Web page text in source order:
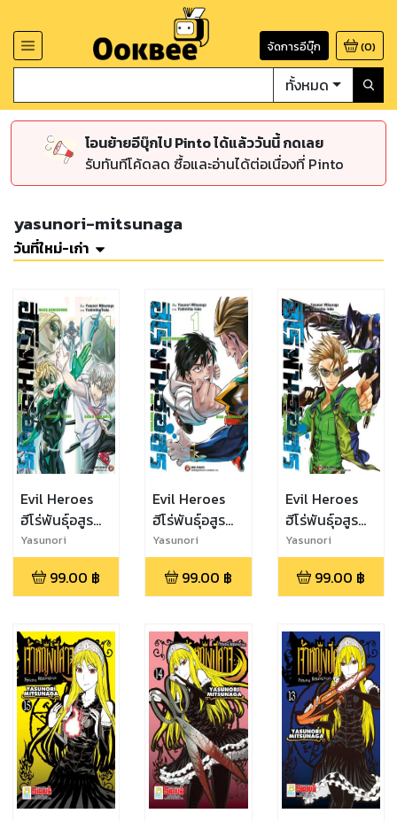
จัดการอีบุ๊ก (0)
ทั้งหมด
โอนย้ายอีบุ๊กไป Pinto ได้แล้ววันนี้ กดเลย
รับทันทีโค้ดลด ซื้อและอ่านได้ต่อเนื่องที่ Pinto
yasunori-mitsunaga
วันที่ใหม่-เก่า
Evil Heroes
ฮีโร่พันธุ์อสูร
เล่ม 4 (จบ)
Yasunori
Mitsunaga,Yoshi
mitsu Iruka
99.00 ฿
Evil Heroes
ฮีโร่พันธุ์อสูร
เล่ม 1
Yasunori
Mitsunaga,Yoshi
mitsu Iruka
99.00 ฿
Evil Heroes
ฮีโร่พันธุ์อสูร
เล่ม 2
Yasunori
Mitsunaga,Yoshi
mitsu Iruka
99.00 ฿